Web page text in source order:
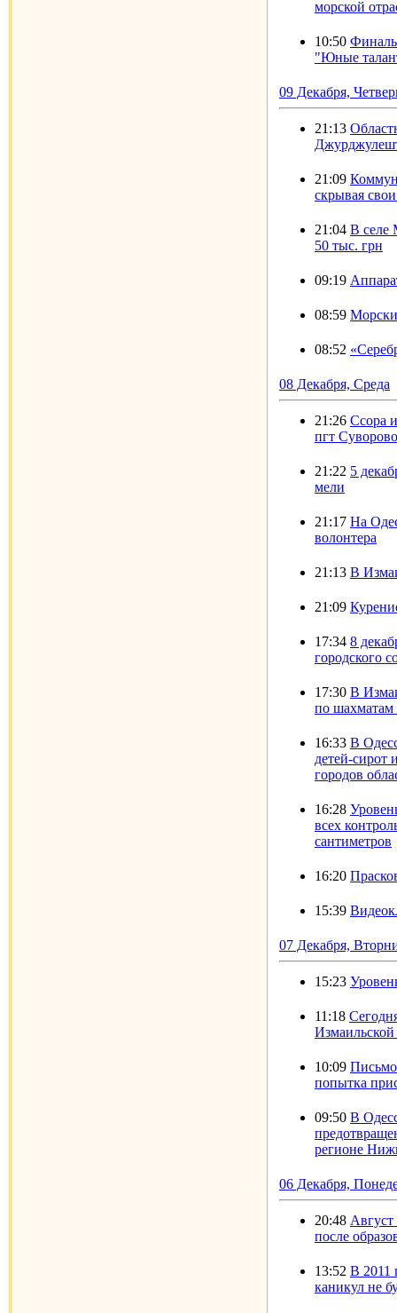
морской
10:50
"Юные
09 Декабря,
21:13
21:09
скрывая
21:04 В селе
50 тыс. грн
09:19
08:59
08:52
08 Декабря, Среда
21:26 Ссора
пгт
21:22 5
мели
21:17 На
волонтера
21:13 В
21:09
17:34 8
городского
17:30 В
по
16:33 В
детей-сирот
городов
16:28
всех
сантиметров
16:20
15:39
07 Декабря,
15:23
11:18
Измаильской
10:09
попытка
09:50 В
регионе
06 Декабря,
20:48
после
13:52 В 2011
каникул не